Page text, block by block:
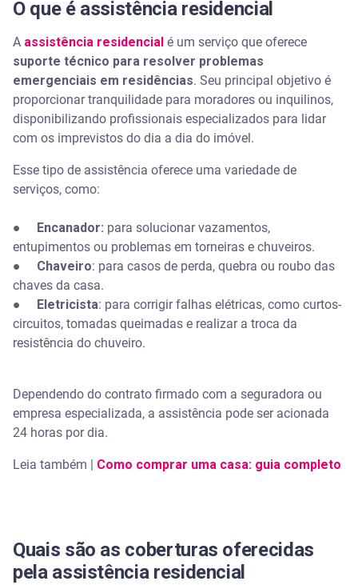
Limitações por tipo de imóvel ou região
Conheça os seguros e assistências disponíveis na
Serasa
Perguntas frequentes sobre assistência residencial
A assistência residencial cobre todos os tipos de
Como funciona o suporte residência em caso de
O que está incluído na manutenção domiciliar
oferecida pela assistência residencial?
Como acionar os serviços emergenciais para casa?
Existe limite de utilização dos serviços?
A assistência residencial inclui limpeza após
sinistros?
A assistência residencial oferece serviços de
residencial?
O que é assistência residencial
A assistência residencial é um serviço que oferece
suporte técnico para resolver problemas
emergenciais em residências. Seu principal objetivo é
proporcionar tranquilidade para moradores ou inquilinos,
disponibilizando profissionais especializados para lidar
com os imprevistos do dia a dia do imóvel.
Esse tipo de assistência oferece uma variedade de
serviços, como:
● Encanador: para solucionar vazamentos,
entupimentos ou problemas em torneiras e chuveiros.
● Chaveiro: para casos de perda, quebra ou roubo das
chaves da casa.
●
Eletricista: para corrigir falhas elétricas, como curtos-
circuitos, tomadas queimadas e realizar a troca da
resistência do chuveiro.
Dependendo do contrato firmado com a seguradora ou
empresa especializada, a assistência pode ser acionada
24 horas por dia.
Leia também | Como comprar uma casa: guia completo
Quais são as coberturas oferecidas
pela assistência residencial